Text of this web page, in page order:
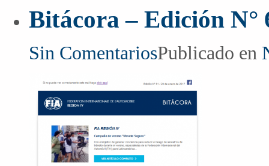
Bitácora – Edición N°
Sin ComentariosPublicado en